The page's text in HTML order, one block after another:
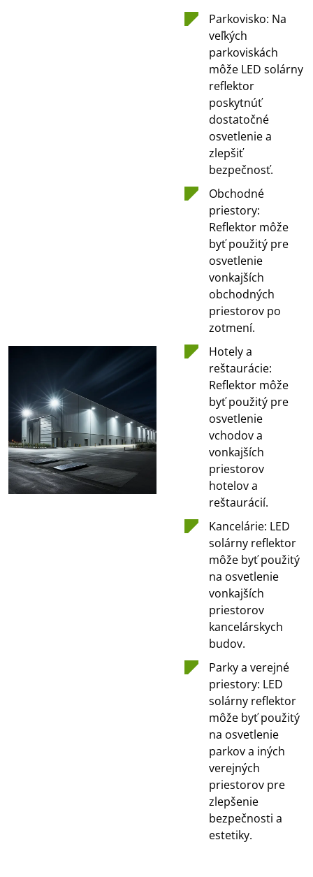
Parkovisko: Na
veľkých
parkoviskách
môže LED solárny
reflektor
poskytnúť
dostatočné
osvetlenie a
zlepšiť
bezpečnosť.
Obchodné
priestory:
Reflektor môže
byť použitý pre
osvetlenie
vonkajších
obchodných
priestorov po
zotmení.
Hotely a
reštaurácie:
Reflektor môže
byť použitý pre
osvetlenie
vchodov a
vonkajších
priestorov
hotelov a
reštaurácií.
Kancelárie: LED
solárny reflektor
môže byť použitý
na osvetlenie
vonkajších
priestorov
kancelárskych
budov.
Parky a verejné
priestory: LED
solárny reflektor
môže byť použitý
na osvetlenie
parkov a iných
verejných
priestorov pre
zlepšenie
bezpečnosti a
estetiky.